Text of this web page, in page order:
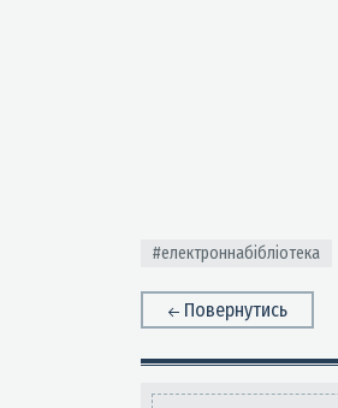
#електроннабібліотека
Повернутись